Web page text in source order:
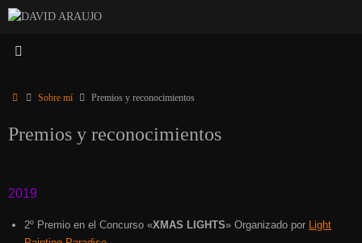
Saltar
contenido
InicioSobre mí Premios y reconocimientos
Premios y reconocimientos
2019
2º Premio en el Concurso «XMAS LIGHTS» Organizado por Light